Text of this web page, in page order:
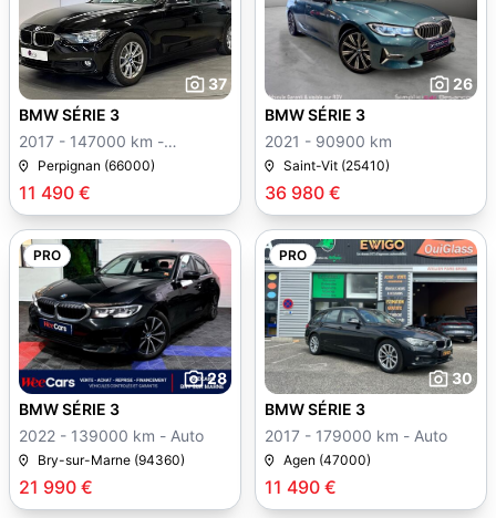
37
11 490 €
BMW SÉRIE 3
2017 - 147000 km -
Manuelle
Perpignan (66000)
26
36 980 €
BMW SÉRIE 3
2021 - 90900 km
Saint-Vit (25410)
PRO
28
21 990 €
BMW SÉRIE 3
2022 - 139000 km - Auto
Bry-sur-Marne (94360)
PRO
30
11 490 €
BMW SÉRIE 3
2017 - 179000 km - Auto
Agen (47000)